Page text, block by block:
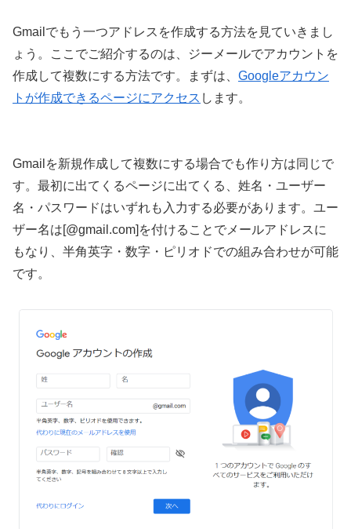
Gmailでもう一つアドレスを作成する方法を見ていきまし
ょう。ここでご紹介するのは、ジーメールでアカウントを
作成して複数にする方法です。まずは、 Googleアカウン
トが作成できるページにアクセス します。
Gmailを新規作成して複数にする場合でも作り方は同じで
す。最初に出てくるページに出てくる、姓名・ユーザー
名・パスワードはいずれも入力する必要があります。ユー
ザー名は[@gmail.com]を付けることでメールアドレスに
もなり、半角英字・数字・ピリオドでの組み合わせが可能
です。